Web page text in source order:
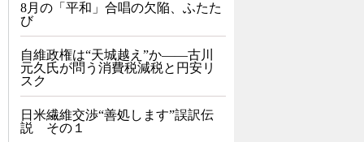
8月の「平和」合唱の欠陥、ふたた
び
自維政権は“天城越え”か――古川
元久氏が問う消費税減税と円安リ
スク
日米繊維交渉“善処します”誤訳伝
説 その１